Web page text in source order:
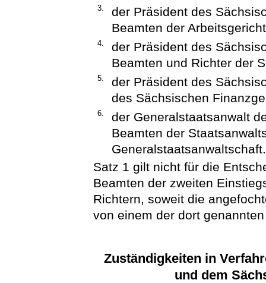
3.
der Präsident des
Beamten der
4.
der Präsident des
Beamten und Richter der
5.
der Präsident des
des Sächsischen
6.
der Generalstaatsanwalt
Beamten der
Generalstaatsanwaltschaft.
Satz 1 gilt nicht für die
Beamten der zweiten
Richtern, soweit die
von einem der dort
Zuständigkeiten in
und dem